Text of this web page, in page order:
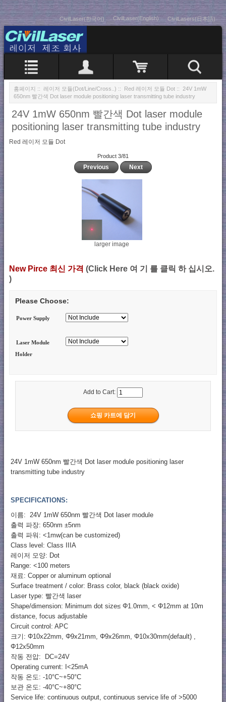
CivilLaser(한국어) CivilLaser(English) CivilLasers(日本語)
홈페이지 :: 레이저 모듈(Dot/Line/Cross..) :: Red 레이저 모듈 Dot :: 24V 1mW
650nm 빨간색 Dot laser module positioning laser transmitting tube industry
24V 1mW 650nm 빨간색 Dot laser module
positioning laser transmitting tube industry
Red 레이저 모듈 Dot
Product 3/81
Previous Next
larger image
New Pirce 최신 가격 (Click Here 여 기 를 클릭 하 십시오.
)
Please Choose:
Power Supply
Laser Module
Holder
Add to Cart:
24V 1mW 650nm 빨간색 Dot laser module positioning laser
transmitting tube industry
SPECIFICATIONS:
이름: 24V 1mW 650nm 빨간색 Dot laser module
출력 파장: 650nm ±5nm
출력 파워: <1mw(can be customized)
Class level: Class IIIA
레이저 모양: Dot
Range: <100 meters
재료: Copper or aluminum optional
Surface treatment / color: Brass color, black (black oxide)
Laser type: 빨간색 laser
Shape/dimension: Minimum dot size≤ Φ1.0mm, < Φ12mm at 10m
distance, focus adjustable
Circuit control: APC
크기: Φ10x22mm, Φ9x21mm, Φ9x26mm, Φ10x30mm(default) ,
Φ12x50mm
작동 전압: DC=24V
Operating current: I<25mA
작동 온도: -10°C~+50°C
보관 온도: -40°C~+80°C
Service life: continuous output, continuous service life of >5000